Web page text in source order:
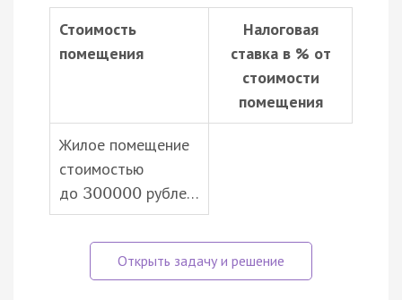
Стоимость
помещения
Налоговая
ставка в % от
стоимости
помещения
Жилое помещение
стоимостью
до 300000 рубле…